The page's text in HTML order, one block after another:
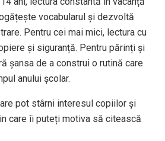
vocabularul și dezvoltă
Pentru cei mai mici, lectura cu
și siguranță. Pentru părinți și
șansa de a construi o rutină care
anului școlar.
pot stârni interesul copiilor și
care îi puteți motiva să citească